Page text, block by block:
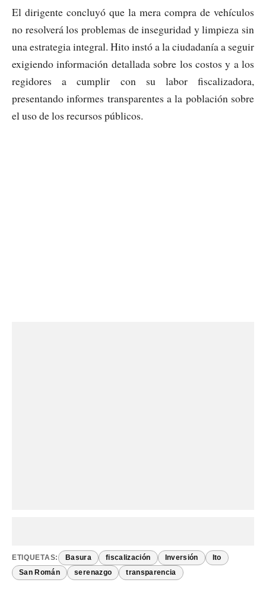
El dirigente concluyó que la mera compra de vehículos
no resolverá los problemas de inseguridad y limpieza sin
una estrategia integral. Hito instó a la ciudadanía a seguir
exigiendo información detallada sobre los costos y a los
regidores a cumplir con su labor fiscalizadora,
presentando informes transparentes a la población sobre
el uso de los recursos públicos.
ETIQUETAS: Basura fiscalización Inversión Ito
San Román serenazgo transparencia